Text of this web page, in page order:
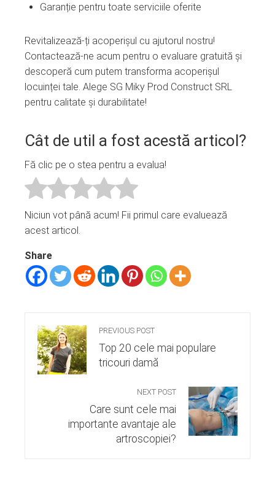
Garanție pentru toate serviciile oferite
Revitalizează-ți acoperișul cu ajutorul nostru!
Contactează-ne acum pentru o evaluare gratuită și
descoperă cum putem transforma acoperișul
locuinței tale. Alege SG Miky Prod Construct SRL
pentru calitate și durabilitate!
Cât de util a fost acestă articol?
Fă clic pe o stea pentru a evalua!
Niciun vot până acum! Fii primul care evaluează
acest articol.
Share
PREVIOUS POST
Top 20 cele mai populare
tricouri damă
NEXT POST
Care sunt cele mai
importante avantaje ale
artroscopiei?